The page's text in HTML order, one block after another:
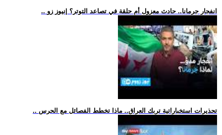
.. انفجار جرمانا.. حادث معزول أم حلقة في تصاعد التوتر؟ |نيوز زو
.. تحذيرات استخباراتية تربك العراق.. ماذا تخطط الفصائل مع الحرس